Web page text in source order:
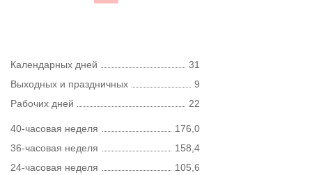
Календарных дней
31
Выходных и праздничных
9
Рабочих дней
22
40-часовая неделя
176,0
36-часовая неделя
158,4
24-часовая неделя
105,6